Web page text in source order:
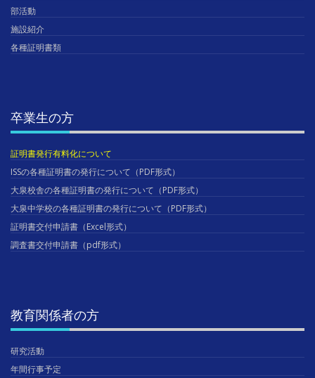
部活動
施設紹介
各種証明書類
卒業生の方
証明書発行有料化について
ISSの各種証明書の発行について（PDF形式）
大泉校舎の各種証明書の発行について（PDF形式）
大泉中学校の各種証明書の発行について（PDF形式）
証明書交付申請書（Excel形式）
調査書交付申請書（pdf形式）
教育関係者の方
研究活動
年間行事予定